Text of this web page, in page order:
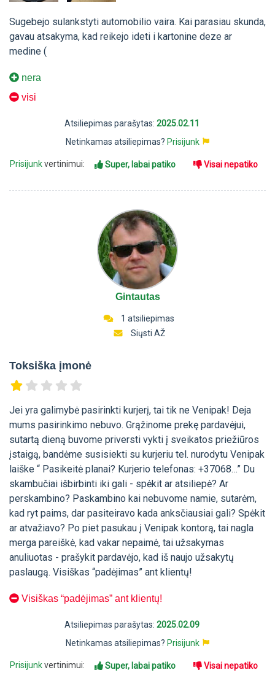
Sugebejo sulankstyti automobilio vaira. Kai parasiau skunda,
gavau atsakyma, kad reikejo ideti i kartonine deze ar
medine (
nera
visi
Atsiliepimas parašytas: 2025.02.11
Netinkamas atsiliepimas? Prisijunk
Prisijunkvertinimui: Super, labai patiko Visai nepatiko
Gintautas
1 atsiliepimas
Siųsti AŽ
Toksiška įmonė
Jei yra galimybė pasirinkti kurjerį, tai tik ne Venipak! Deja
mums pasirinkimo nebuvo. Grąžinome prekę pardavėjui,
sutartą dieną buvome priversti vykti į sveikatos priežiūros
įstaigą, bandėme susisiekti su kurjeriu tel. nurodytu Venipak
laiške “ Pasikeitė planai? Kurjerio telefonas: +37068…” Du
skambučiai išbirbinti iki gali - spėkit ar atsiliepė? Ar
perskambino? Paskambino kai nebuvome namie, sutarėm,
kad ryt paims, dar pasiteiravo kada anksčiausiai gali? Spėkit
ar atvažiavo? Po piet pasukau į Venipak kontorą, tai nagla
merga pareiškė, kad vakar nepaimė, tai užsakymas
anuliuotas - prašykit pardavėjo, kad iš naujo užsakytų
paslaugą. Visiškas “padėjimas” ant klientų!
Visiškas “padėjimas” ant klientų!
Atsiliepimas parašytas: 2025.02.09
Netinkamas atsiliepimas? Prisijunk
Prisijunkvertinimui: Super, labai patiko Visai nepatiko